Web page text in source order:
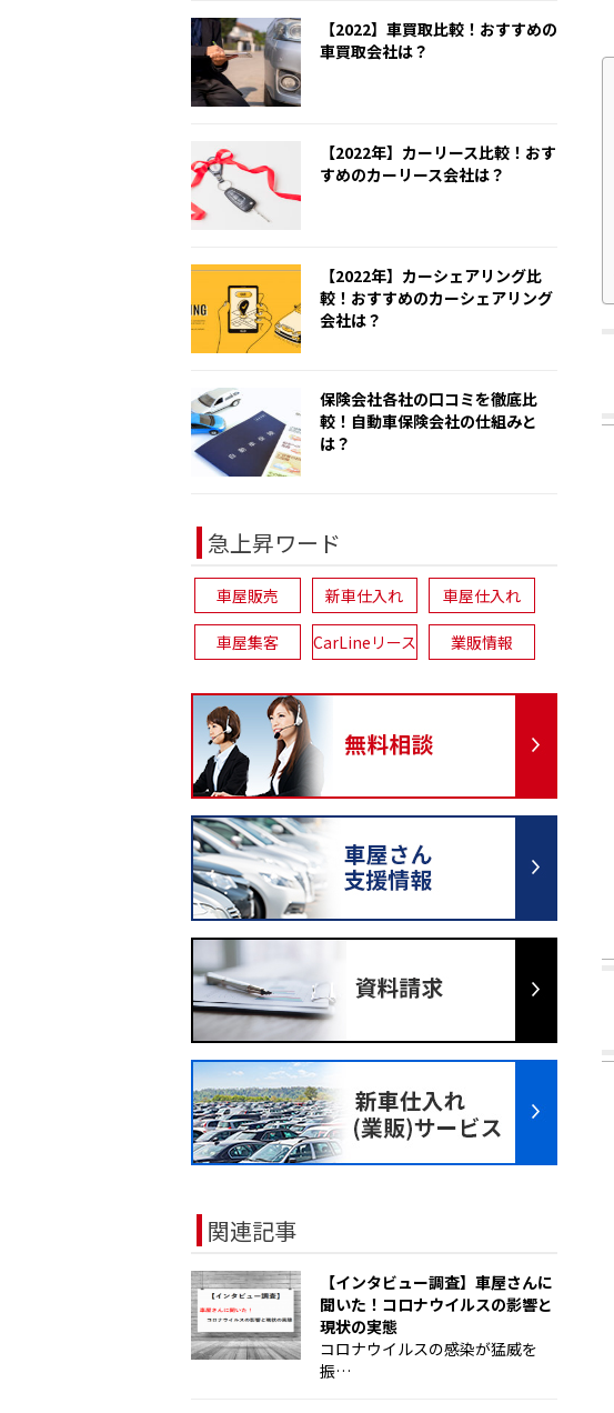
【2022】車買取比較！おすすめの
車買取会社は？
【2022年】カーリース比較！おす
すめのカーリース会社は？
【2022年】カーシェアリング比
較！おすすめのカーシェアリング
会社は？
保険会社各社の口コミを徹底比
較！自動車保険会社の仕組みと
は？
急上昇ワード
車屋販売 新車仕入れ 車屋仕入れ
車屋集客 CarLineリース 業販情報
関連記事
【インタビュー調査】車屋さんに
聞いた！コロナウイルスの影響と
現状の実態
コロナウイルスの感染が猛威を
振…